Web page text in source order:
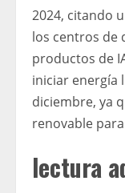
2024, citando
los centros de
productos de
iniciar energía
diciembre, ya
renovable
lectura